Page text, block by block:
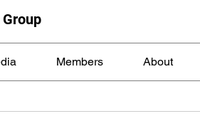
Members About